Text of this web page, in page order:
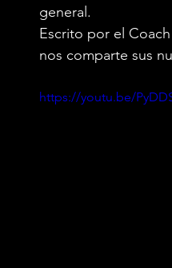
general.
Escrito por el
nos comparte sus
https://youtu.be/